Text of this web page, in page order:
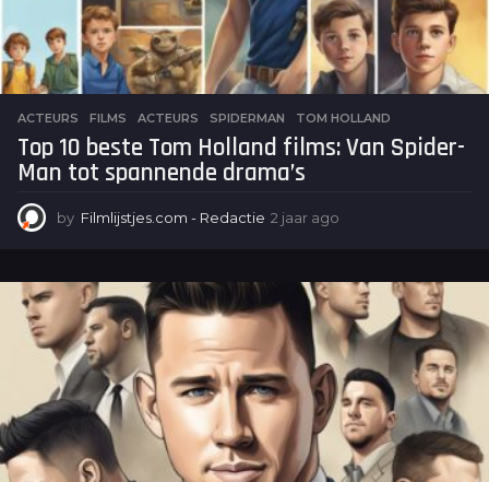
ACTEURS ,FILMS ACTEURS ,SPIDERMAN ,TOM HOLLAND
Top 10 beste Tom Holland films: Van Spider-
Man tot spannende drama’s
by Filmlijstjes.com - Redactie 2 jaar ago
a
r
a
g
o